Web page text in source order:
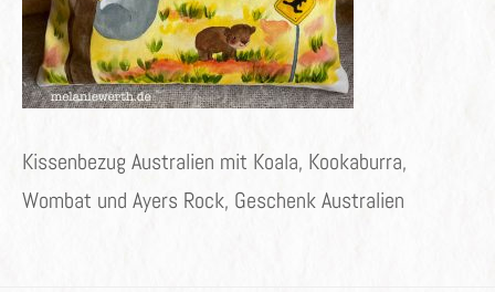
Kissenbezug Australien mit Koala, Kookaburra,
Wombat und Ayers Rock, Geschenk Australien